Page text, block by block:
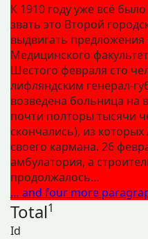
К 1910 году уже всё
звать это Второй
выдвигать
Медицинского
Шестого февраля сто
лифляндским генерал-
возведена больница на
почти полторы тысячи
скончались), из
своего кармана. 26
амбулатория, а
продолжалось…
… and four more
Total1
Id